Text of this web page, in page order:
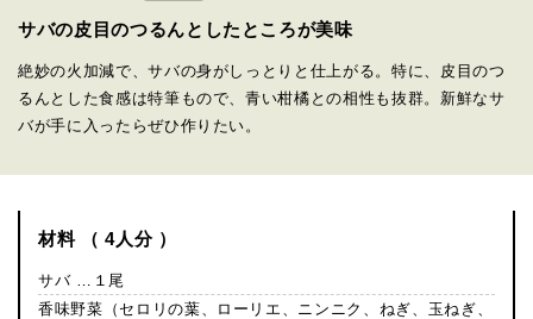
サバの皮目のつるんとしたところが美味
絶妙の火加減で、サバの身がしっとりと仕上がる。特に、皮目のつ
るんとした食感は特筆もので、青い柑橘との相性も抜群。新鮮なサ
バが手に入ったらぜひ作りたい。
材料 （ 4人分 ）
サバ …１尾
香味野菜（セロリの葉、ローリエ、ニンニク、ねぎ、玉ねぎ、